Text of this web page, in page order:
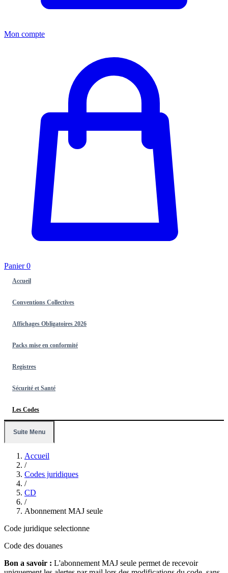
Mon compte
Panier0
Accueil
Conventions Collectives
Affichages Obligatoires 2026
Packs mise en conformité
Registres
Sécurité et Santé
Les Codes
Suite Menu
Accueil
/
Codes juridiques
/
CD
/
Abonnement MAJ seule
Code juridique selectionne
Code des douanes
Bon a savoir : L'abonnement MAJ seule permet de recevoir